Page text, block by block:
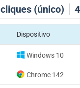
cliques (único)
Dispositivo
Windows 10
Chrome 142